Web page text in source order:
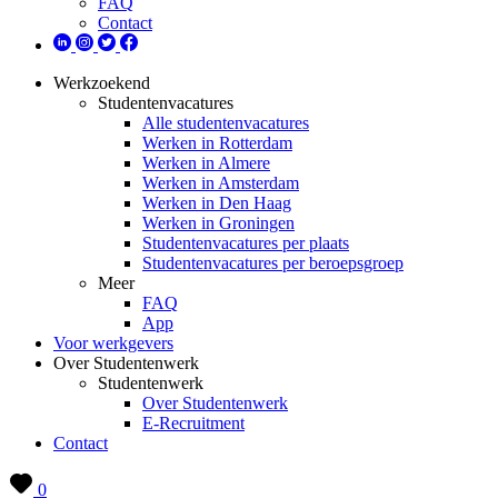
Contact
Werkzoekend
Studentenvacatures
Alle studentenvacatures
Werken in Rotterdam
Werken in Almere
Werken in Amsterdam
Werken in Den Haag
Werken in Groningen
Studentenvacatures per plaats
Studentenvacatures per beroepsgroep
Meer
FAQ
App
Voor werkgevers
Over Studentenwerk
Studentenwerk
Over Studentenwerk
E-Recruitment
Contact
0